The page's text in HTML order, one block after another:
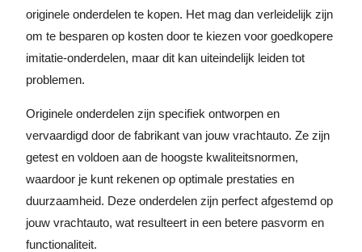
originele onderdelen te kopen. Het mag dan verleidelijk zijn
om te besparen op kosten door te kiezen voor goedkopere
imitatie-onderdelen, maar dit kan uiteindelijk leiden tot
problemen.
Originele onderdelen zijn specifiek ontworpen en
vervaardigd door de fabrikant van jouw vrachtauto. Ze zijn
getest en voldoen aan de hoogste kwaliteitsnormen,
waardoor je kunt rekenen op optimale prestaties en
duurzaamheid. Deze onderdelen zijn perfect afgestemd op
jouw vrachtauto, wat resulteert in een betere pasvorm en
functionaliteit.